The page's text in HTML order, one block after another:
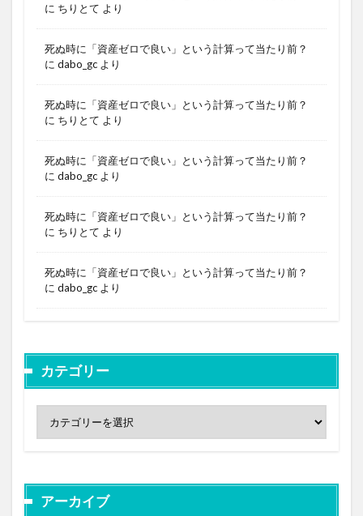
に ちりとて より
死ぬ時に「資産ゼロで良い」という計算って当たり前？
に dabo_gc より
死ぬ時に「資産ゼロで良い」という計算って当たり前？
に ちりとて より
死ぬ時に「資産ゼロで良い」という計算って当たり前？
に dabo_gc より
死ぬ時に「資産ゼロで良い」という計算って当たり前？
に ちりとて より
死ぬ時に「資産ゼロで良い」という計算って当たり前？
に dabo_gc より
カテゴリー
アーカイブ